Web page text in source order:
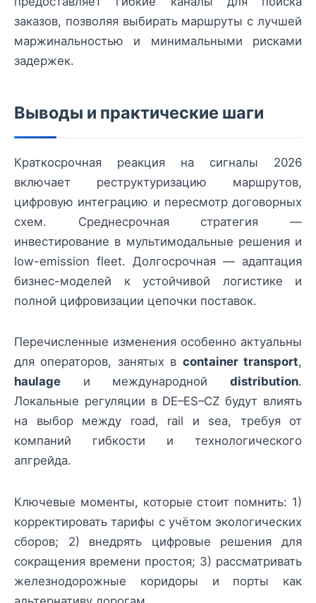
заказов, позволяя выбирать маршруты с лучшей
маржинальностью и минимальными рисками
задержек.
Выводы и практические шаги
Краткосрочная реакция на сигналы 2026
включает реструктуризацию маршрутов,
цифровую интеграцию и пересмотр договорных
схем. Среднесрочная стратегия —
инвестирование в мультимодальные решения и
low-emission fleet. Долгосрочная — адаптация
бизнес-моделей к устойчивой логистике и
полной цифровизации цепочки поставок.
Перечисленные изменения особенно актуальны
для операторов, занятых в container transport,
haulage и международной distribution.
Локальные регуляции в DE–ES–CZ будут влиять
на выбор между road, rail и sea, требуя от
компаний гибкости и технологического
апгрейда.
Ключевые моменты, которые стоит помнить: 1)
корректировать тарифы с учётом экологических
сборов; 2) внедрять цифровые решения для
сокращения времени простоя; 3) рассматривать
железнодорожные коридоры и порты как